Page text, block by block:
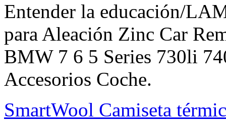
Entender la educación/
para Aleación Zinc Car
BMW 7 6 5 Series 730li
Accesorios Coche.
SmartWool Camiseta